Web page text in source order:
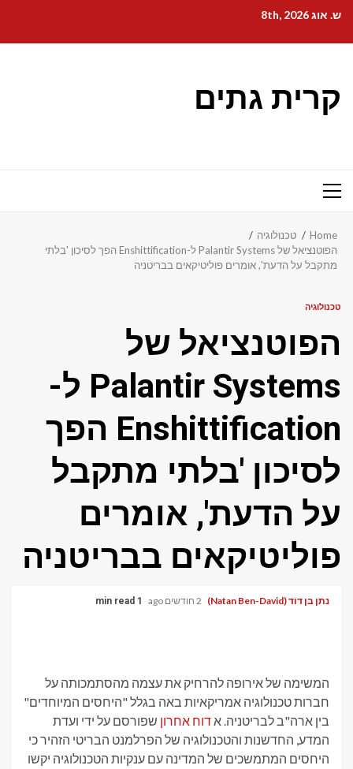
content
ש. אוג 8th, 2026
קרית גתים
Primary
Home
טכנולוגיה
הפוטנציאל של Palantir Systems ל-Enshittification הפך לסיכון 'בלתי
מתקבל על הדעת', אומרים פוליטיקאים בבריטניה
טכנולוגיה
הפוטנציאל של
Palantir Systems ל-
Enshittification הפך
לסיכון 'בלתי מתקבל
על הדעת', אומרים
פוליטיקאים בבריטניה
נתן בן דוד (Natan Ben-David) 2 חודשים ago 1 min read
המשימה של אירופה להרחיק את עצמה מהסתמכותה על
חברות טכנולוגיה אמריקאיות באה בגלל "היחסים המיוחדים"
בין ארה"ב לבריטניה. אדוח אחרון שפורסם על ידי ועדת
המדע, החדשנות והטכנולוגיה של הפרלמנט הבריטי הזהיר כי
היחסים המתמשכים של המדינה עם ענקיות הטכנולוגיה יקשו